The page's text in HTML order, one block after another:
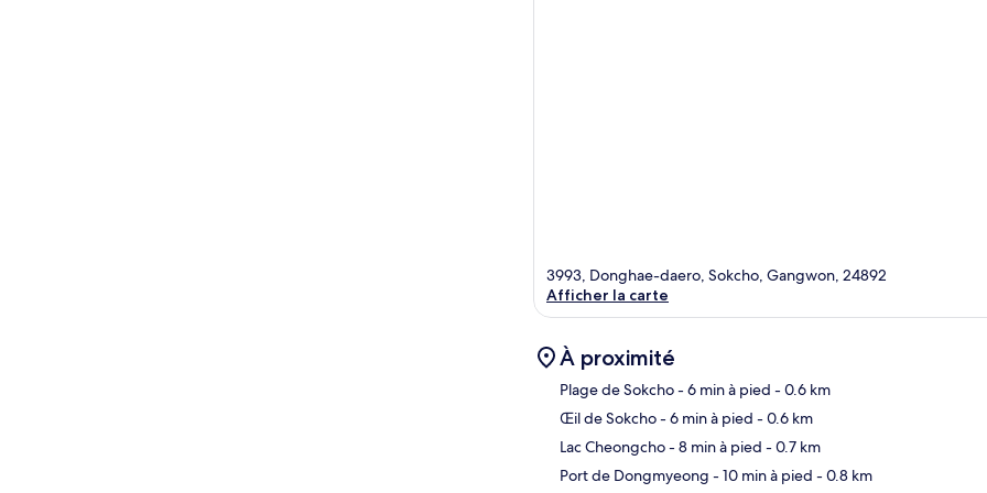
3993, Donghae-daero, Sokcho, Gangwon, 24892
Afficher la carte
À proximité
Plage de Sokcho- 6 min à pied - 0.6 km
Œil de Sokcho- 6 min à pied - 0.6 km
Lac Cheongcho- 8 min à pied - 0.7 km
Port de Dongmyeong - 10 min à pied - 0.8 km